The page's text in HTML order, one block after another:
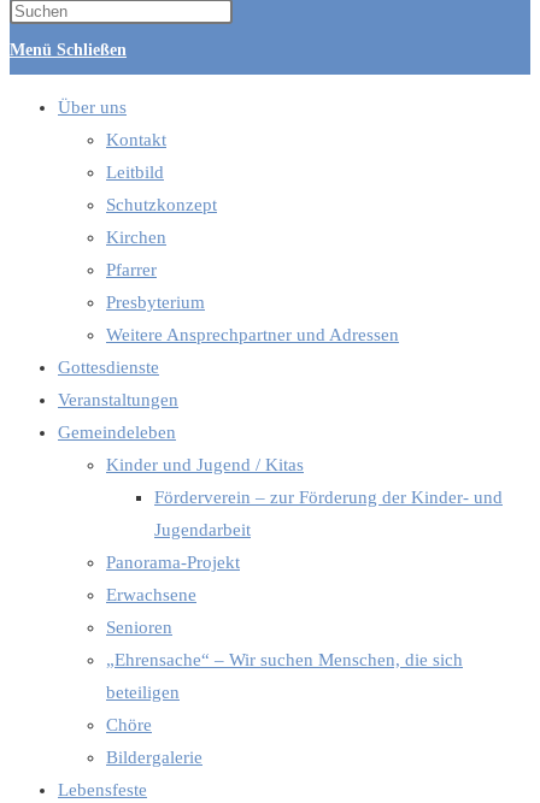
Menü Schließen
Über uns
Kontakt
Leitbild
Schutzkonzept
Kirchen
Pfarrer
Presbyterium
Weitere Ansprechpartner und Adressen
Gottesdienste
Veranstaltungen
Gemeindeleben
Kinder und Jugend / Kitas
Förderverein – zur Förderung der Kinder- und
Jugendarbeit
Panorama-Projekt
Erwachsene
Senioren
„Ehrensache“ – Wir suchen Menschen, die sich
beteiligen
Chöre
Bildergalerie
Lebensfeste